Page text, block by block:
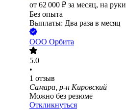
от 62 000 ₽ за месяц, на руки
Без опыта
Выплаты: Два раза в месяц
ООО Орбита
5.0
•
1 отзыв
Самара, р-н Кировский
Можно без резюме
Откликнуться